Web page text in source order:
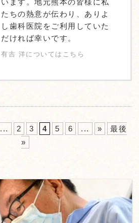
います。地元熊本の皆様に私
たちの熱意が伝わり、ありよ
し歯科医院をご利用していた
だければ幸いです。
有吉 洋についてはこちら
... 2 3 4 5 6 ... »
最後
»